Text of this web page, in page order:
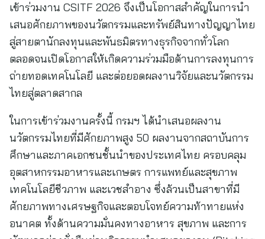
เข้าร่วมงาน CSITF 2026 จึงเป็นโอกาสสำคัญในการนำ
เสนอศักยภาพของนวัตกรรมและทรัพย์สินทางปัญญาไทย
สู่สายตานักลงทุนและพันธมิตรทางธุรกิจจากทั่วโลก
ตลอดจนเปิดโอกาสให้เกิดความร่วมมือด้านการลงทุนการ
ถ่ายทอดเทคโนโลยี และต่อยอดผลงานวิจัยและนวัตกรรม
ไทยสู่ตลาดสากล
ในการเข้าร่วมงานครั้งนี้ กรมฯ ได้นำเสนอผลงาน
นวัตกรรมไทยที่มีศักยภาพสูง 50 ผลงานจากสถาบันการ
ศึกษาและภาคเอกชนชั้นนำของประเทศไทย ครอบคลุม
อุตสาหกรรมอาหารและเกษตร การแพทย์และสุขภาพ
เทคโนโลยีชีวภาพ และเวชสำอาง ซึ่งล้วนเป็นสาขาที่มี
ศักยภาพทางเศรษฐกิจและตอบโจทย์ความท้าทายแห่ง
อนาคต ทั้งด้านความมั่นคงทางอาหาร สุขภาพ และการ